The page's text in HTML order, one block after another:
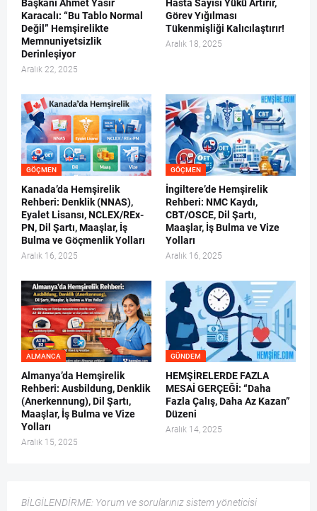
Başkanı Ahmet Yasir
Karacalı: “Bu Tablo Normal
Değil” Hemşirelikte
Memnuniyetsizlik
Derinleşiyor
Aralık 22, 2025
Hasta Sayısı Yükü Artırır,
Görev Yığılması
Tükenmişliği Kalıcılaştırır!
Aralık 18, 2025
GÖÇMEN
Kanada’da Hemşirelik
Rehberi: Denklik (NNAS),
Eyalet Lisansı, NCLEX/REx-
PN, Dil Şartı, Maaşlar, İş
Bulma ve Göçmenlik Yolları
Aralık 16, 2025
GÖÇMEN
İngiltere’de Hemşirelik
Rehberi: NMC Kaydı,
CBT/OSCE, Dil Şartı,
Maaşlar, İş Bulma ve Vize
Yolları
Aralık 16, 2025
ALMANCA
Almanya’da Hemşirelik
Rehberi: Ausbildung, Denklik
(Anerkennung), Dil Şartı,
Maaşlar, İş Bulma ve Vize
Yolları
Aralık 15, 2025
GÜNDEM
HEMŞİRELERDE FAZLA
MESAİ GERÇEĞİ: “Daha
Fazla Çalış, Daha Az Kazan”
Düzeni
Aralık 14, 2025
BİLGİLENDİRME: Yorum ve sorularınız sistem yöneticisi